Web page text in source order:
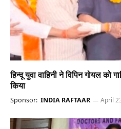
हिन्दू युवा वाहिनी ने विपिन गोयल को
किया
Sponsor: INDIA RAFTAAR April